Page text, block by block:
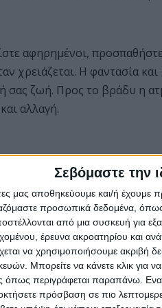
Σεβόμαστε την
μας αποθηκεύουμε και/ή
προσωπικά δεδομένα,
από μια συσκευή για
έρευνα ακροατηρίου και
να χρησιμοποιήσουμε ακριβή
Μπορείτε να κάνετε κλικ για
περιγράφεται παραπάνω.
πρόσβαση σε πιο
αφηρημένοι,
χρειάζεται. Η φαντασία
σας ζωή. Προς το βράδυ η
αλλαγή.
κάτι που είχατε να
να εκμαιεύσετε μυστικά
οπότε μην ταλαιπωρείτε
κάτι που θα μπορούσε να
σύντροφο, τουλάχιστον